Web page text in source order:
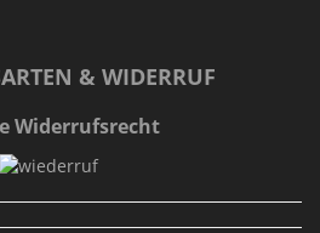
& WIDERRUF
Widerrufsrecht